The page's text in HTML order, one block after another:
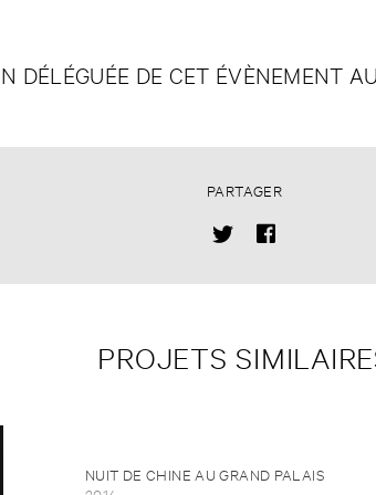
DÉLÉGUÉE DE CET ÉVÈNEMENT
PARTAGER
PROJETS
NUIT DE CHINE AU GRAND PALAIS